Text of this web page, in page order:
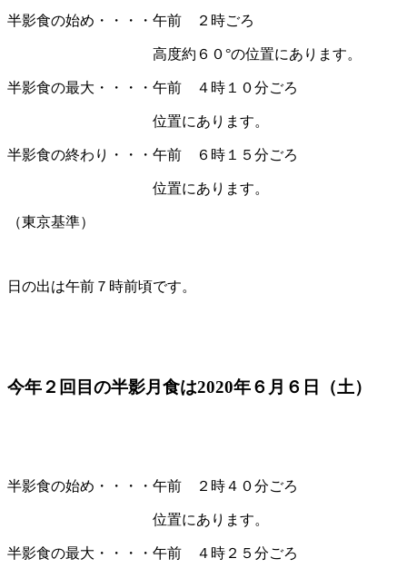
半影食の始め・・・・午前 ２時ごろ
高度約６０°の位置にあります。
半影食の最大・・・・午前 ４時１０分ごろ
位置にあります。
半影食の終わり・・・午前 ６時１５分ごろ
位置にあります。
（東京基準）
日の出は午前７時前頃です。
今年２回目の半影月食は2020年６月６日（土）
半影食の始め・・・・午前 ２時４０分ごろ
位置にあります。
半影食の最大・・・・午前 ４時２５分ごろ